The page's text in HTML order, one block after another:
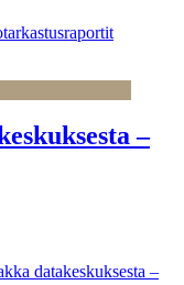
–
datakeskuksesta –